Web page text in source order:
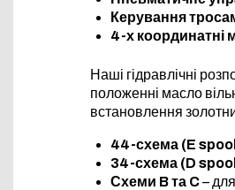
Керування
4-х координатні
Наші гідравлічні
положенні масло
встановлення
44-схема (E spool
34-схема (D
Схеми Bта C–